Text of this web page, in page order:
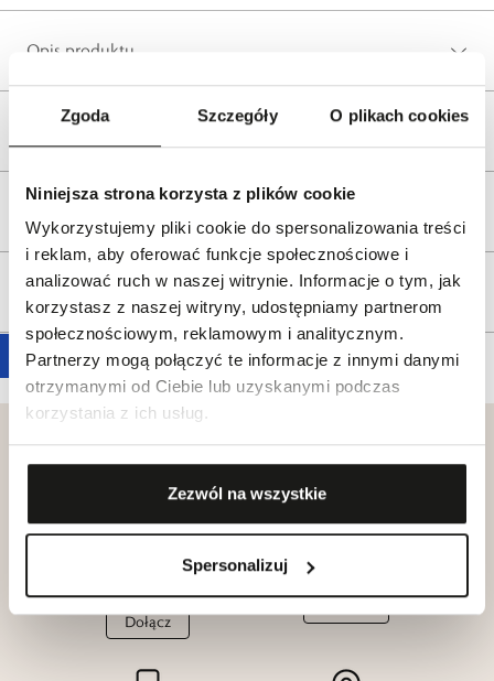
Zgoda Szczegóły O plikach cookies
Niniejsza strona korzysta z plików cookie
Wykorzystujemy pliki cookie do spersonalizowania treści
i reklam, aby oferować funkcje społecznościowe i
analizować ruch w naszej witrynie. Informacje o tym, jak
korzystasz z naszej witryny, udostępniamy partnerom
społecznościowym, reklamowym i analitycznym.
Partnerzy mogą połączyć te informacje z innymi danymi
otrzymanymi od Ciebie lub uzyskanymi podczas
korzystania z ich usług.
Zezwól na wszystkie
Spersonalizuj
Opis produktu
Wysyłka
Tagi
Klub dla
Przyjaciół
W.KRUK
Dołącz
Katalogi
W.KRUK